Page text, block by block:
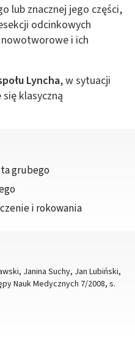
lub znacznej jego części,
odcinkowych
i ich
Lyncha, w sytuacji
klasyczną
grubego
i rokowania
Janina Suchy, Jan Lubiński,
Nauk Medycznych 7/2008, s.